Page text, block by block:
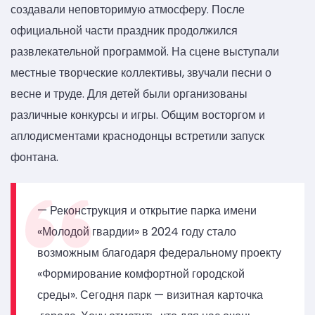
создавали неповторимую атмосферу. После
официальной части праздник продолжился
развлекательной программой. На сцене выступали
местные творческие коллективы, звучали песни о
весне и труде. Для детей были организованы
различные конкурсы и игры. Общим восторгом и
аплодисментами краснодонцы встретили запуск
фонтана.
— Реконструкция и открытие парка имени
«Молодой гвардии» в 2024 году стало
возможным благодаря федеральному проекту
«Формирование комфортной городской
среды». Сегодня парк — визитная карточка